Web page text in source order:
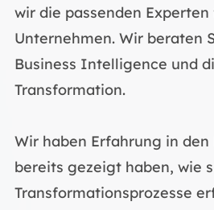
wir die passenden
Unternehmen. Wir beraten
Business Intelligence und
Transformation.
Wir haben Erfahrung in den
bereits gezeigt haben, wie
Transformationsprozesse